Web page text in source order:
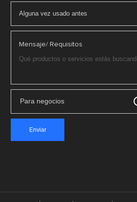
Mensaje/ Requisitos
Para negocios